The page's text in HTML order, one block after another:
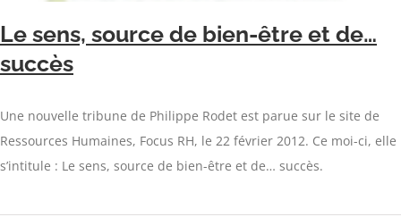
Le sens, source de bien-être et de…
succès
Une nouvelle tribune de Philippe Rodet est parue sur le site de
Ressources Humaines, Focus RH, le 22 février 2012. Ce moi-ci, elle
s’intitule : Le sens, source de bien-être et de… succès.